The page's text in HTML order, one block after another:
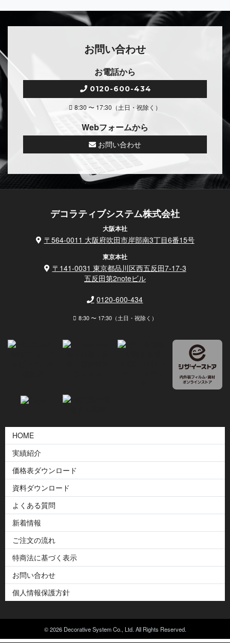
お問い合わせ
お電話から
0120-600-434
8:30 〜 17:30（土日・祝除く）
Webフォームから
お問い合わせ
デコラティブシステム株式会社
大阪本社
〒564-0011 大阪府吹田市岸部南3丁目6番15号
東京本社
〒141-0031 東京都品川区西五反田7-17-3
五反田第2noteビル
0120-600-434
8:30 〜 17:30（土日・祝除く）
HOME
実績紹介
価格表ダウンロード
資料ダウンロード
よくある質問
新着情報
ご注文の流れ
特商法に基づく表示
お問い合わせ
個人情報保護方針
© 2026 Decorative System Co., Ltd. All Rights Reserved.